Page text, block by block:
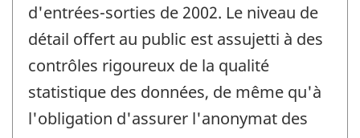
d'entrées-sorties de 2002. Le niveau de
détail offert au public est assujetti à des
contrôles rigoureux de la qualité
statistique des données, de même qu'à
l'obligation d'assurer l'anonymat des